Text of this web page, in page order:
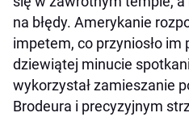
na błędy. Amerykanie
impetem, co przyniosło im
dziewiątej minucie
wykorzystał zamieszanie
Brodeura i precyzyjnym